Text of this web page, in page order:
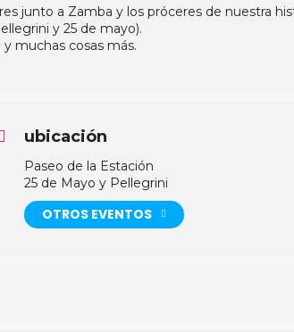
junto a Zamba y los próceres de nuestra
y 25 de mayo).
muchas cosas más.
ubicación
Paseo de la Estación
25 de Mayo y Pellegrini
OTROS EVENTOS